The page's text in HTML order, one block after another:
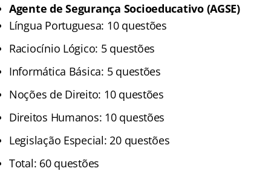
Agente de Segurança Socioeducativo (AGSE)
Língua Portuguesa: 10 questões
Raciocínio Lógico: 5 questões
Informática Básica: 5 questões
Noções de Direito: 10 questões
Direitos Humanos: 10 questões
Legislação Especial: 20 questões
Total: 60 questões